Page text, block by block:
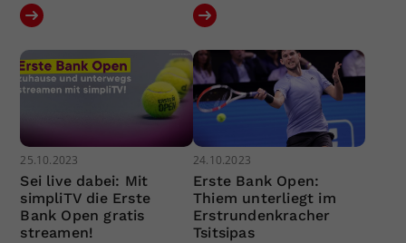
25.10.2023
Sei live dabei: Mit
simpliTV die Erste
Bank Open gratis
streamen!
24.10.2023
Erste Bank Open:
Thiem unterliegt im
Erstrundenkracher
Tsitsipas